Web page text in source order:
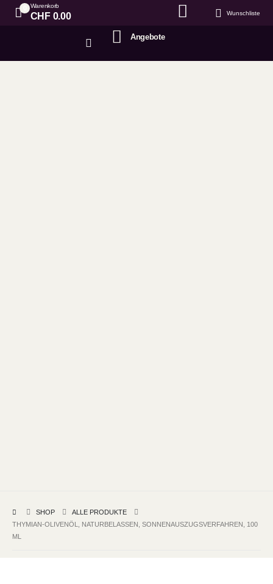
Warenkorb
CHF0.00 Wunschliste
Angebote
SHOP
ALLE PRODUKTE
THYMIAN-OLIVENÖL, NATURBELASSEN, SONNENAUSZUGSVERFAHREN, 100
ML